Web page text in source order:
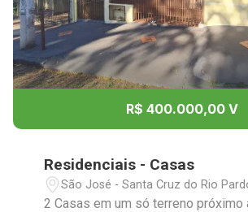
R$ 400.000,00 V
Residenciais - Casas
São José - Santa Cruz do Rio
2 Casas em um só terreno próximo